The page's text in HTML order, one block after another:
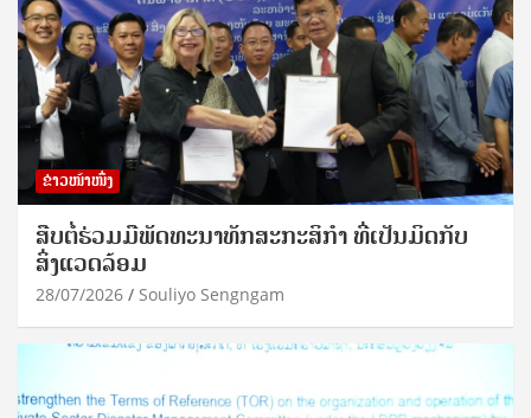
ຂ່າວໜ້າໜຶ່ງ
ສືບຕໍ່ຮ່ວມມືພັດທະນາທັກສະກະສິກຳ ທີ່ເປັນມິດກັບ
ສິ່ງແວດລ້ອມ
28/07/2026 Souliyo Sengngam